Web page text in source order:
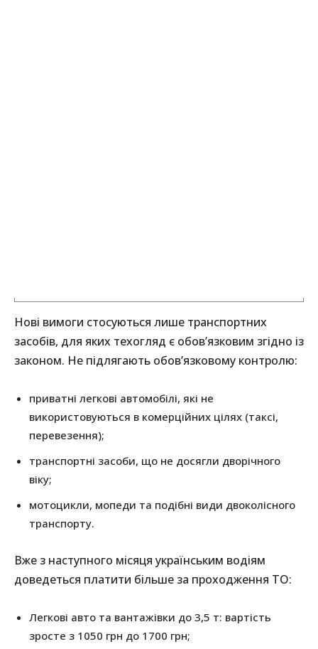
Нові вимоги стосуються лише транспортних
засобів, для яких техогляд є обов’язковим згідно із
законом. Не підлягають обов’язковому контролю:
приватні легкові автомобілі, які не
використовуються в комерційних цілях (таксі,
перевезення);
транспортні засоби, що не досягли дворічного
віку;
мотоцикли, мопеди та подібні види двоколісного
транспорту.
Вже з наступного місяця українським водіям
доведеться платити більше за проходження ТО:
Легкові авто та вантажівки до 3,5 т: вартість
зросте з 1050 грн до 1700 грн;